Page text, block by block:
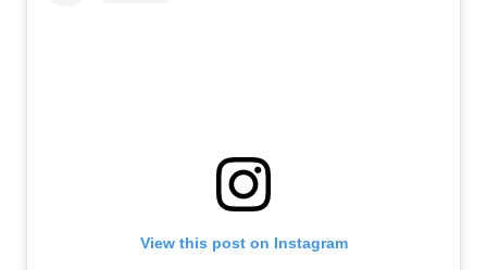
View this post on Instagram